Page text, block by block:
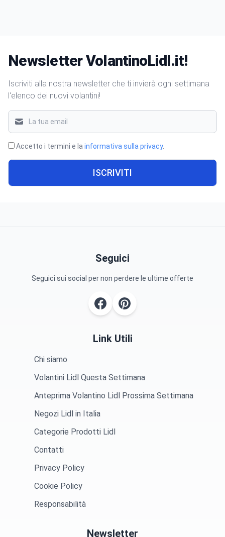
Newsletter VolantinoLidl.it!
Iscriviti alla nostra newsletter che ti invierà ogni settimana
l'elenco dei nuovi volantini!
Accetto i termini e la informativa sulla privacy.
ISCRIVITI
Seguici
Seguici sui social per non perdere le ultime offerte
Link Utili
Chi siamo
Volantini Lidl Questa Settimana
Anteprima Volantino Lidl Prossima Settimana
Negozi Lidl in Italia
Categorie Prodotti Lidl
Contatti
Privacy Policy
Cookie Policy
Responsabilità
Newsletter